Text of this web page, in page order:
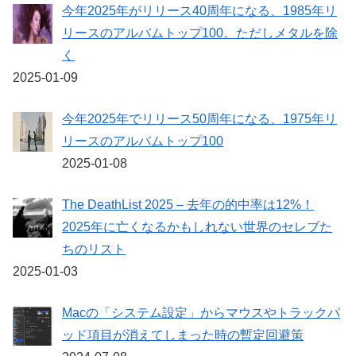
今年2025年がリリース40周年になる、1985年リ
リースのアルバムトップ100。ただしメタルを除
く
2025-01-09
今年2025年でリリース50周年になる、1975年リ
リースのアルバムトップ100
2025-01-08
The DeathList 2025 – 去年の的中率は12%！
2025年に亡くなるかもしれない世界のセレブた
ちのリスト
2025-01-03
Macの「システム設定」からマウスやトラックパ
ッド項目が消えてしまった時の暫定回避策